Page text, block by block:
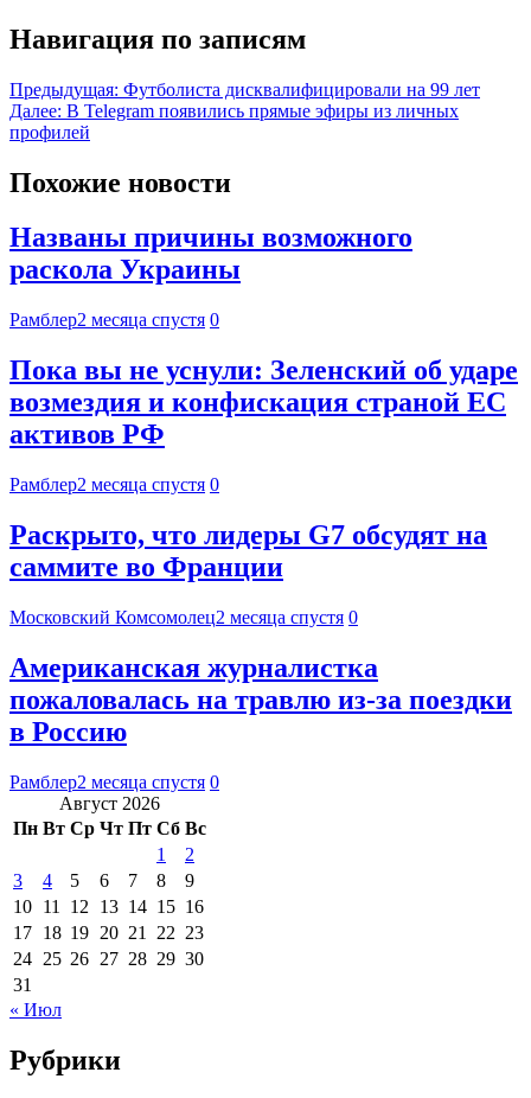
Навигация по записям
Предыдущая: Футболиста дисквалифицировали на 99 лет
Далее: В Telegram появились прямые эфиры из личных
профилей
Похожие новости
Названы причины возможного
раскола Украины
Рамблер2 месяца спустя 0
Пока вы не уснули: Зеленский об ударе
возмездия и конфискация страной ЕС
активов РФ
Рамблер2 месяца спустя 0
Раскрыто, что лидеры G7 обсудят на
саммите во Франции
Московский Комсомолец2 месяца спустя 0
Американская журналистка
пожаловалась на травлю из-за поездки
в Россию
Рамблер2 месяца спустя 0
Август 2026
Пн Вт Ср Чт Пт Сб Вс
1
2
3
4 5 6 7 8
9
10 11 12 13 14 15 16
17 18 19 20 21 22 23
24 25 26 27 28 29 30
31
« Июл
Рубрики